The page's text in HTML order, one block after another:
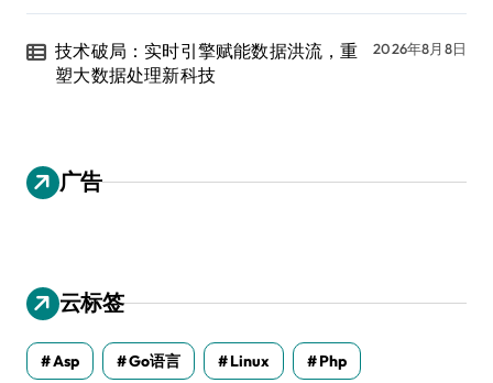
技术破局：实时引擎赋能数据洪流，重
塑大数据处理新科技
2026年8月8日
广告
云标签
Asp Go语言 Linux Php